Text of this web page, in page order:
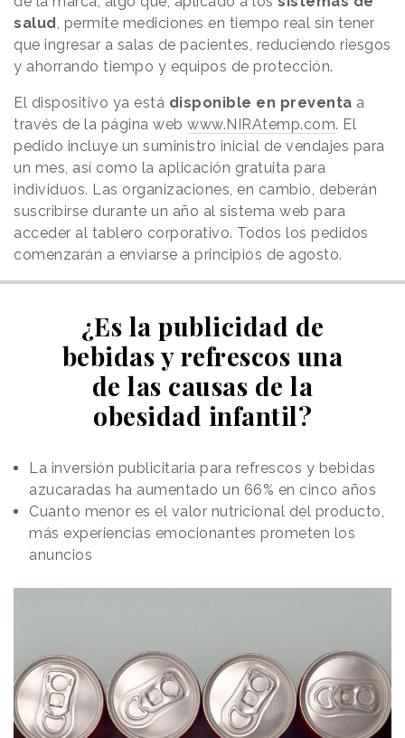
salud , permite mediciones en tiempo real sin tener
que ingresar a salas de pacientes, reduciendo riesgos
y ahorrando tiempo y equipos de protección.
El dispositivo ya está disponible en preventa a
través de la página web www.NIRAtemp.com. El
pedido incluye un suministro inicial de vendajes para
un mes, así como la aplicación gratuita para
individuos. Las organizaciones, en cambio, deberán
suscribirse durante un año al sistema web para
acceder al tablero corporativo. Todos los pedidos
comenzarán a enviarse a principios de agosto.
¿Es la publicidad de
bebidas y refrescos una
de las causas de la
obesidad infantil?
La inversión publicitaria para refrescos y bebidas
azucaradas ha aumentado un 66% en cinco años
Cuanto menor es el valor nutricional del producto,
más experiencias emocionantes prometen los
anuncios